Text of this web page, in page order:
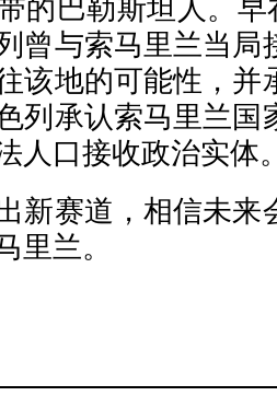
的巴勒斯坦人。
曾与索马里兰当局
该地的可能性，并
列承认索马里兰国
人口接收政治实体
新赛道，相信未来
里兰。